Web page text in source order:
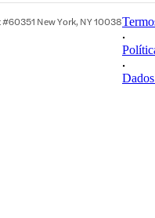
New York, NY 10038
•
•